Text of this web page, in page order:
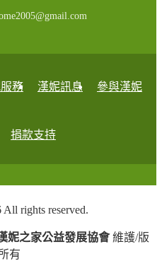
務 漢妮訊息 參與漢妮
捐款支持
rights reserved.
妮之家公益發展協會維護/版
有